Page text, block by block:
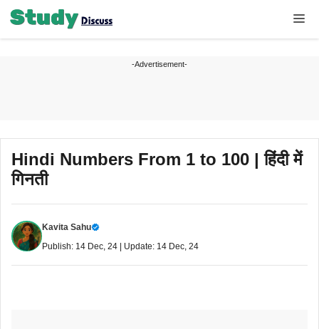
Skip
-Advertisement-
Hindi Numbers From 1 to 100 | हिंदी में
गिनती
Kavita Sahu
Publish: 14 Dec, 24 | Update: 14 Dec, 24